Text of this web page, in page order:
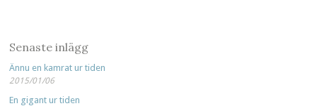
Senaste inlägg
Ännu en kamrat ur tiden
2015/01/06
En gigant ur tiden